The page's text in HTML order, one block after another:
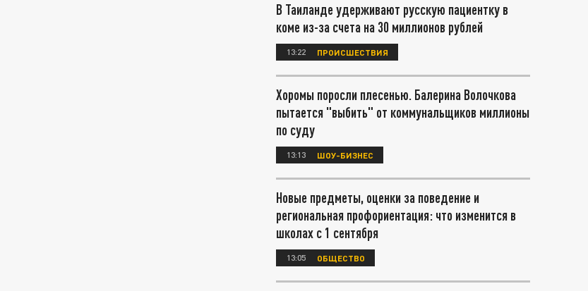
В Таиланде удерживают русскую пациентку в
коме из-за счета на 30 миллионов рублей
13:22 ПРОИСШЕСТВИЯ
Хоромы поросли плесенью. Балерина Волочкова
пытается "выбить" от коммунальщиков миллионы
по суду
13:13 ШОУ-БИЗНЕС
Новые предметы, оценки за поведение и
региональная профориентация: что изменится в
школах с 1 сентября
13:05 ОБЩЕСТВО